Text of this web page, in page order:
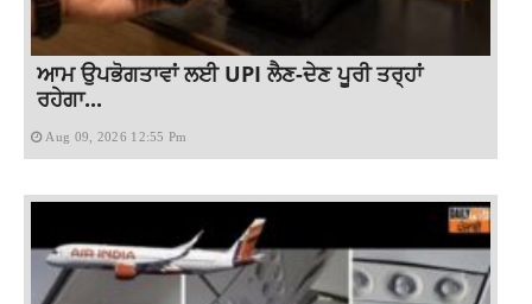
ਆਮ ਉਪਭੋਗਤਾਵਾਂ ਲਈ UPI ਲੈਣ-ਦੇਣ ਪੂਰੀ ਤਰ੍ਹਾਂ
ਰਹੇਗਾ...
Aug 09, 2026 12:55 Pm